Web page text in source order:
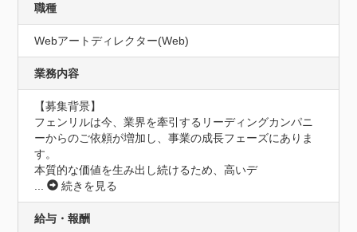
職種
Webアートディレクター(Web)
業務内容
【募集背景】
フェンリルは今、業界を牽引するリーディングカンパニ
ーからのご依頼が増加し、事業の成長フェーズにありま
す。
本質的な価値を生み出し続けるため、高いデ
...
続きを見る
給与・報酬